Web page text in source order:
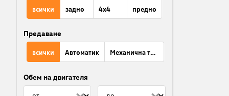
всички задно 4x4 предно
Предаване
всички Автоматик Механична трансмисия
Обем на двигателя